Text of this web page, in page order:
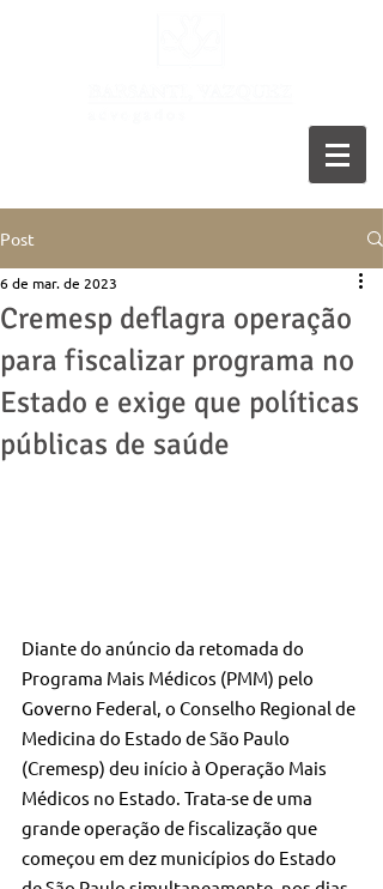
Post
Cremesp deflagra operação
para fiscalizar programa no
Estado e exige que políticas
públicas de saúde
6 de mar. de 2023
Diante do anúncio da retomada do
Programa Mais Médicos (PMM) pelo
Governo Federal, o Conselho Regional de
Medicina do Estado de São Paulo
(Cremesp) deu início à Operação Mais
Médicos no Estado. Trata-se de uma
grande operação de fiscalização que
começou em dez municípios do Estado